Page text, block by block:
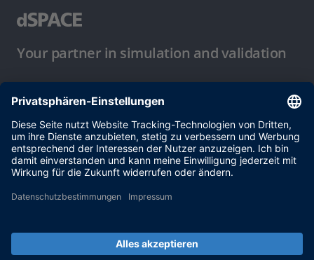
Your partner in simulation and validation
Nutzungsbedingungen
Datenschutzbestimmung
Impressum & Allgemeine
Geschäftsbedingungen